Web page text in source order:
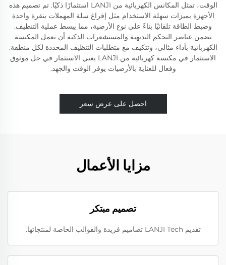
الوقت، تمثل المكانس الكهربائية من LANJI استثمارًا ذكيًا. تم تصميم هذه
الأجهزة بميزات سهلة الاستخدام مثل إفراغ سلة المهملات بنقرة واحدة
وضبط الطاقة تلقائيًا بناءً على نوع الأرضية، مما يبسط عملية التنظيف.
تضمن عناصر التحكم البديهية والمستشعرات الذكية أن تعمل المكنسة
الكهربائية بأداء مثالي، وتتكيف مع متطلبات التنظيف المحددة لكل منطقة.
الاستثمار في مكنسة كهربائية من LANJI يعني الاستثمار في حل موثوق
وفعال للعناية بالأرضيات يوفر الوقت والجهد.
احصل على عرض سعر
مزايا الأعمال
تصميم مبتكر
تقديم LANJI Tech تصاميم فريدة والقوالب الخاصة لمنتجاتها.